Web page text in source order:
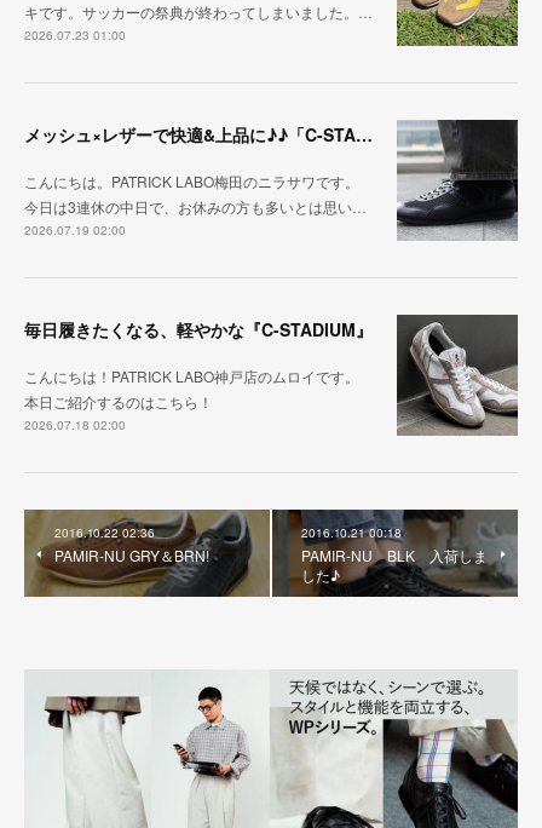
キです。サッカーの祭典が終わってしまいました。…
2026.07.23 01:00
メッシュ×レザーで快適&上品に♪♪「C-STA-NOBLE（クール・スタジアム・ノーブル）」
こんにちは。PATRICK LABO梅田のニラサワです。
今日は3連休の中日で、お休みの方も多いとは思い…
2026.07.19 02:00
毎日履きたくなる、軽やかな『C-STADIUM』
こんにちは！PATRICK LABO神戸店のムロイです。
本日ご紹介するのはこちら！
2026.07.18 02:00
2016.10.22 02:36
PAMIR-NU GRY＆BRN!
2016.10.21 00:18
PAMIR-NU BLK 入荷しま
した♪